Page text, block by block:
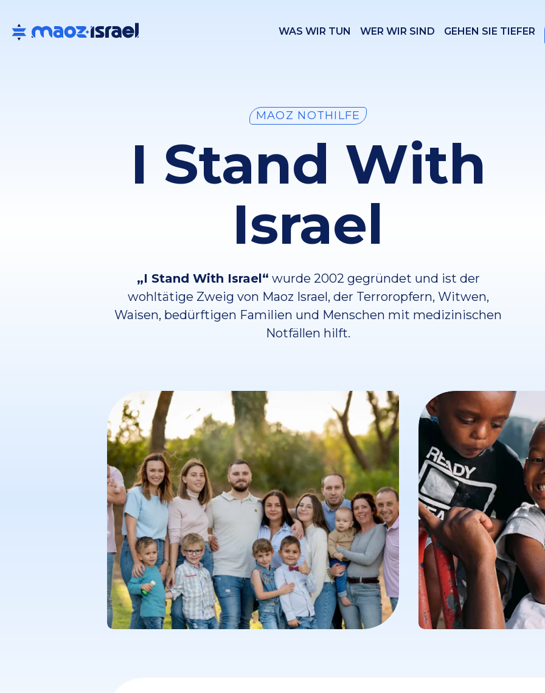
WAS WIR TUN WER WIR SIND GEHEN SIE TIEFER
MAOZ NOTHILFE
I Stand With
Israel
„I Stand With Israel“ wurde 2002 gegründet und ist der
wohltätige Zweig von Maoz Israel, der Terroropfern, Witwen,
Waisen, bedürftigen Familien und Menschen mit medizinischen
Notfällen hilft.